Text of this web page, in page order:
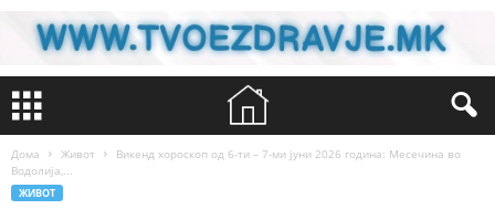
Дома Живот
Викенд хороскоп од 6-ти – 7-ми јуни 2026 година: Месечина во
Водолија,...
ЖИВОТ